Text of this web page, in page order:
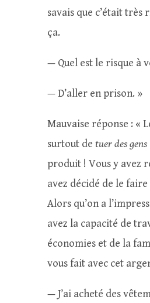
savais que c’était très
ça.
— Quel est le risque à
— D’aller en prison. »
Mauvaise réponse : «
surtout de tuer des gens
produit ! Vous y avez
avez décidé de le
Alors qu’on a
avez la capacité de
économies et de la
vous fait avec cet
— J’ai acheté des